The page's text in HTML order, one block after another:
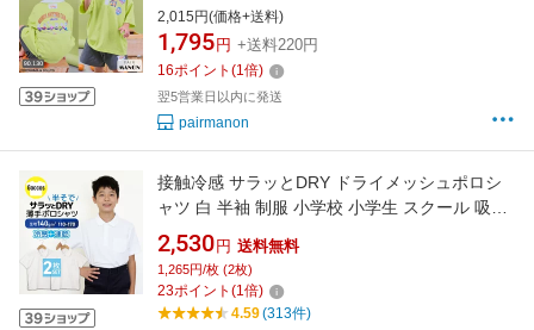
110cm 120cm 130cm 春 夏 pairmanon 通園 通
学 お出かけ トレンド シンプル お洒落 カジュア
ル おそろい ペアマノン
2,015円(価格+送料)
1,795 円 +送料220円
16ポイント (1倍)
翌5営業日以内に発送
pairmanon
接触冷感 サラッとDRY ドライメッシュポロシ
ャツ 白 半袖 制服 小学校 小学生 スクール 吸汗
速乾 男の子 女の子 ポリエステル100％ スクー
ルポロシャツ 白 キッズ さらさらDRY 夏用 ポ
ロシャツ 猛暑 暑がり 涼しい 暑さ対策 熱中症対
策
2,530 円 送料無料
1,265円/枚 (2枚)
23ポイント (1倍)
4.59(313件)